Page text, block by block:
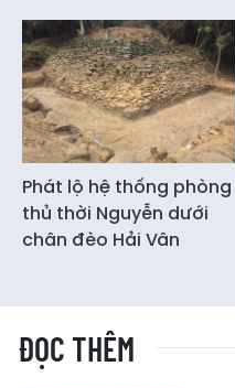
Phát lộ hệ thống phòng
thủ thời Nguyễn dưới
chân đèo Hải Vân
ĐỌC THÊM